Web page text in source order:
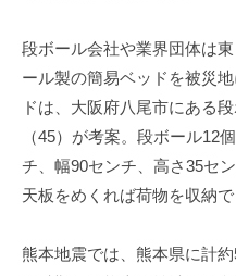
段ボール会社や業界団体は
ール製の簡易ベッドを被災
ドは、大阪府八尾市にある
（45）が考案。段ボール12
チ、幅90センチ、高さ35セ
天板をめくれば荷物を収納で
熊本地震では、熊本県に計